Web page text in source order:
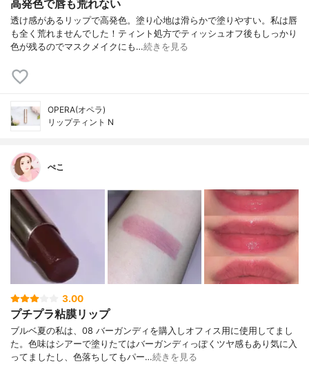
高発色で唇も荒れない
透け感があるリップで高発色。塗り心地は滑らかで塗りやすい。 私は唇
も全く荒れませんでした！ ティント処方でティッシュオフ後もしっかり
色が残るのでマスクメイクにも…続きを見る
OPERA(オペラ)
リップティント N
ぺこ
3.00
プチプラ粘膜リップ
ブルベ夏の私は、08 バーガンディを購入しオフィス用に使用してまし
た。色味はシアーで塗りたてはバーガンディっぽくツヤ感もあり気に入
ってましたし、色落ちしてもパー…続きを見る